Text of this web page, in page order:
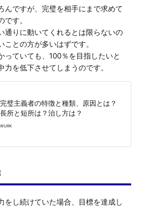
んですが、完璧を相手にまで求めて
す。
通りに動いてくれるとは限らないの
ことの方が多いはずです。
っていても、100％を目指したいと
力を低下させてしまうのです。
完璧主義者の特徴と種類、原因とは？
長所と短所は？治し方は？
WURK
をし続けていた場合、目標を達成し